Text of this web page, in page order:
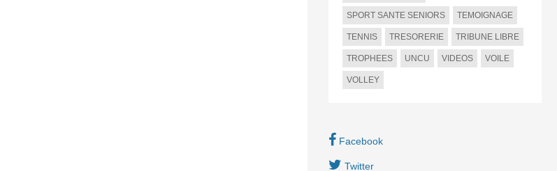
SPORT SANTE SENIORS TEMOIGNAGE
TENNIS TRESORERIE TRIBUNE LIBRE
TROPHEES UNCU VIDEOS VOILE
VOLLEY
Facebook
Twitter